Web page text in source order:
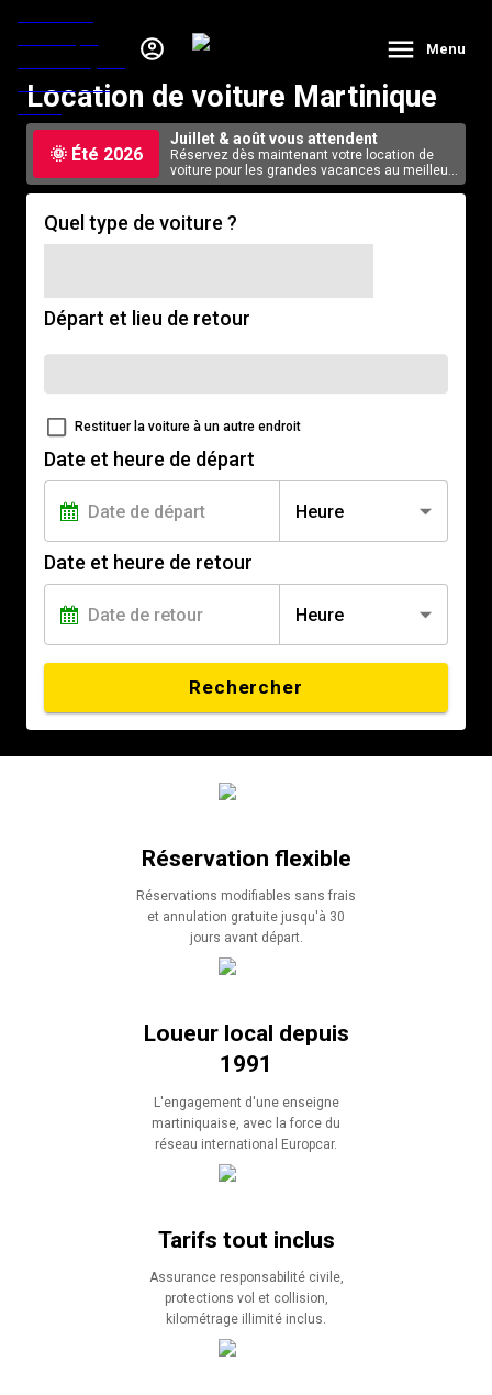
Menu
Location de voiture Martinique
🌞 Été 2026
Juillet & août vous attendent
Réservez dès maintenant votre location de
voiture pour les grandes vacances au meilleur
tarif, en ligne.
Quel type de voiture ?
Départ et lieu de retour
Restituer la voiture à un autre endroit
Date et heure de départ
Heure
Date et heure de retour
Heure
Rechercher
Réservation flexible
Réservations modifiables sans frais
et annulation gratuite jusqu'à 30
jours avant départ.
Loueur local depuis
1991
L'engagement d'une enseigne
martiniquaise, avec la force du
réseau international Europcar.
Tarifs tout inclus
Assurance responsabilité civile,
protections vol et collision,
kilométrage illimité inclus.